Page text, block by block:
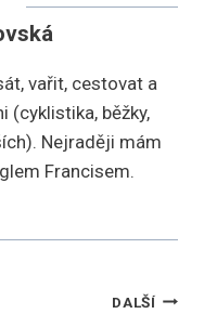
vařit, cestovat a
(cyklistika, běžky,
Nejraději mám
Francisem.
DALŠÍ